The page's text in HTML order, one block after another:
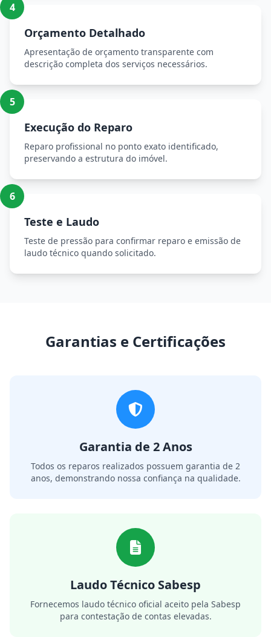
4
Orçamento Detalhado
Apresentação de orçamento transparente com
descrição completa dos serviços necessários.
5
Execução do Reparo
Reparo profissional no ponto exato identificado,
preservando a estrutura do imóvel.
6
Teste e Laudo
Teste de pressão para confirmar reparo e emissão de
laudo técnico quando solicitado.
Garantias e Certificações
Garantia de 2 Anos
Todos os reparos realizados possuem garantia de 2
anos, demonstrando nossa confiança na qualidade.
Laudo Técnico Sabesp
Fornecemos laudo técnico oficial aceito pela Sabesp
para contestação de contas elevadas.